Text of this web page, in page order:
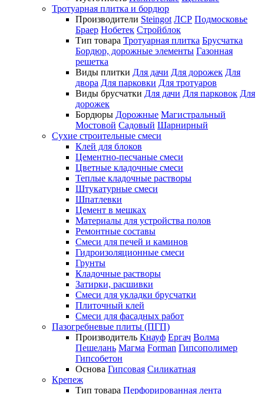
Тротуарная плитка и бордюр
Производители Steingot ЛСР Подмосковье
Браер Нобетек Стройблок
Тип товара Тротуарная плитка Брусчатка
Бордюр, дорожные элементы Газонная
решетка
Виды плитки Для дачи Для дорожек Для
двора Для парковки Для тротуаров
Виды брусчатки Для дачи Для парковок Для
дорожек
Бордюры Дорожные Магистральный
Мостовой Садовый Шарнирный
Сухие строительные смеси
Клей для блоков
Цементно-песчаные смеси
Цветные кладочные смеси
Теплые кладочные растворы
Штукатурные смеси
Шпатлевки
Цемент в мешках
Материалы для устройства полов
Ремонтные составы
Смеси для печей и каминов
Гидроизоляционные смеси
Грунты
Кладочные растворы
Затирки, расшивки
Смеси для укладки брусчатки
Плиточный клей
Смеси для фасадных работ
Пазогребневые плиты (ПГП)
Производитель Кнауф Ергач Волма
Пешелань Магма Forman Гипсополимер
Гипсобетон
Основа Гипсовая Силикатная
Крепеж
Тип товара Перфорированная лента